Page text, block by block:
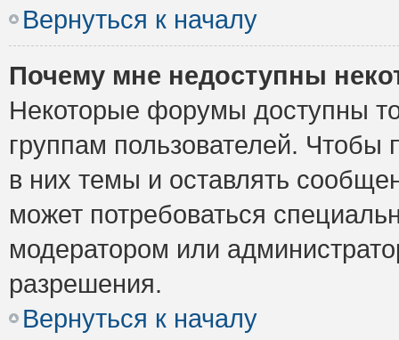
Вернуться к началу
Почему мне недоступны
Некоторые форумы доступны
группам пользователей. Чтобы
в них темы и оставлять
может потребоваться
модератором или
разрешения.
Вернуться к началу